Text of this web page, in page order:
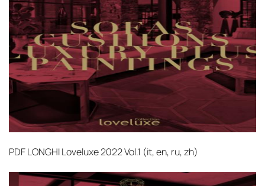
PDFLONGHI Loveluxe 2022 Vol.1 (it, en, ru, zh)‎